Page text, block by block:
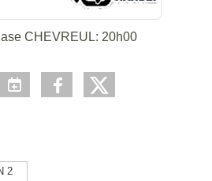
CHEVREUL: 20h00
2